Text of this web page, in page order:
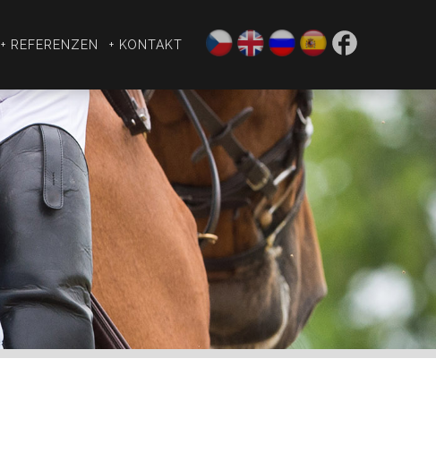
+ REFERENZEN + KONTAKT